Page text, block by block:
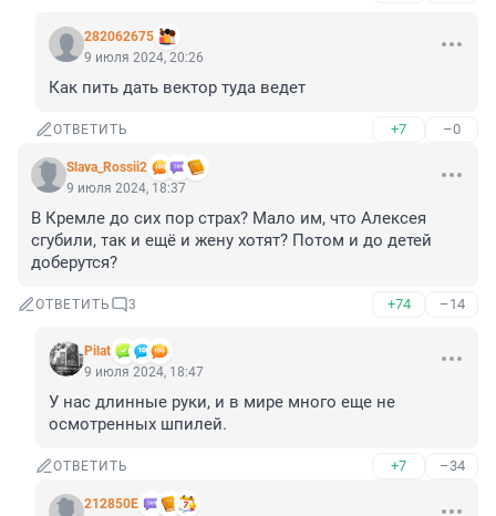
282062675
9 июля 2024, 20:26
Как пить дать вектор туда ведет
ОТВЕТИТЬ +7 –0
Slava_Rossii2
9 июля 2024, 18:37
В Кремле до сих пор страх? Мало им, что Алексея
сгубили, так и ещё и жену хотят? Потом и до детей
доберутся?
ОТВЕТИТЬ 3 +74 –14
Pilat
9 июля 2024, 18:47
У нас длинные руки, и в мире много еще не
осмотренных шпилей.
ОТВЕТИТЬ +7 –34
212850Е